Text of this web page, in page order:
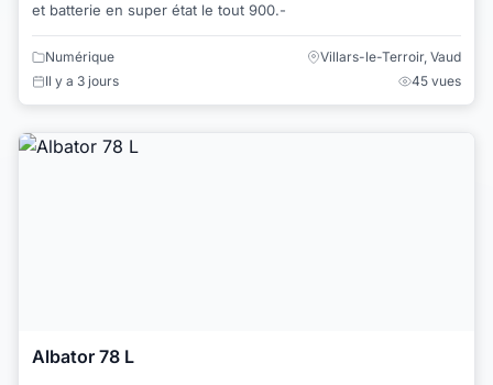
et batterie en super état le tout 900.-
Numérique
Villars-le-Terroir, Vaud
Il y a 3 jours
45 vues
Albator 78 L